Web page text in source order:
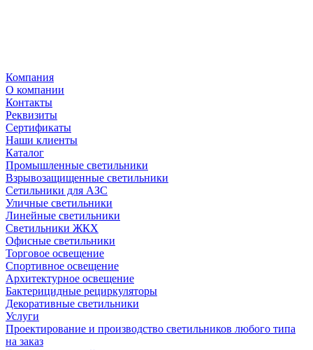
Компания
О компании
Контакты
Реквизиты
Сертификаты
Наши клиенты
Каталог
Промышленные светильники
Взрывозащищенные светильники
Сетильники для АЗС
Уличные светильники
Линейные светильники
Светильники ЖКХ
Офисные светильники
Торговое освещение
Спортивное освещение
Архитектурное освещение
Бактерицидные рециркуляторы
Декоративные светильники
Услуги
Проектирование и производство светильников любого типа
на заказ